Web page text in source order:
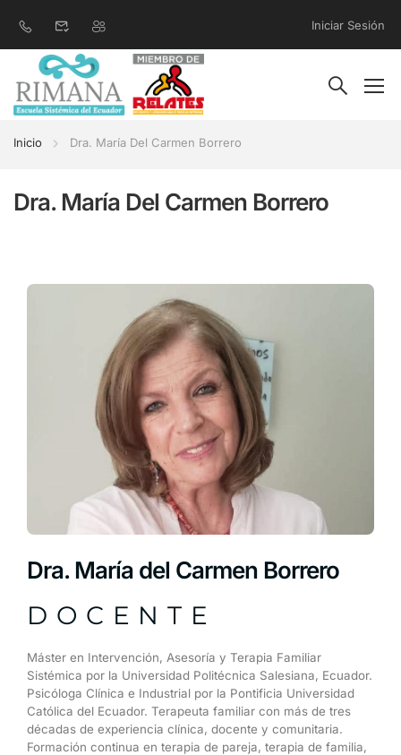
Iniciar Sesión
Inicio Dra. María Del Carmen Borrero
Dra. María Del Carmen Borrero
Dra. María del Carmen Borrero
DOCENTE
Máster en Intervención, Asesoría y Terapia Familiar
Sistémica por la Universidad Politécnica Salesiana, Ecuador.
Psicóloga Clínica e Industrial por la Pontificia Universidad
Católica del Ecuador. Terapeuta familiar con más de tres
décadas de experiencia clínica, docente y comunitaria.
Formación continua en terapia de pareja, terapia de familia,